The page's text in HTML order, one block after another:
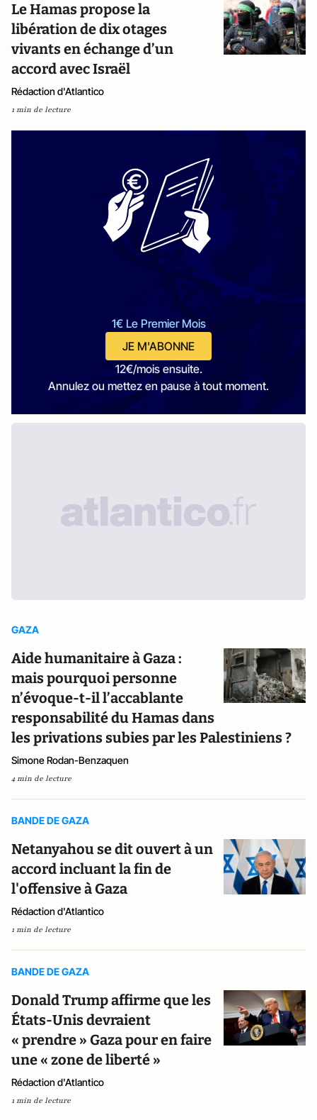
Le Hamas propose la
libération de dix otages
vivants en échange d’un
accord avec Israël
Rédaction d'Atlantico
1 min de lecture
1€ Le Premier Mois
JE M'ABONNE
12€/mois ensuite.
Annulez ou mettez en pause à tout moment.
GAZA
Aide humanitaire à Gaza :
mais pourquoi personne
n’évoque-t-il l’accablante
responsabilité du Hamas dans
les privations subies par les Palestiniens ?
Simone Rodan-Benzaquen
4 min de lecture
BANDE DE GAZA
Netanyahou se dit ouvert à un
accord incluant la fin de
l'offensive à Gaza
Rédaction d'Atlantico
1 min de lecture
BANDE DE GAZA
Donald Trump affirme que les
États-Unis devraient
« prendre » Gaza pour en faire
une « zone de liberté »
Rédaction d'Atlantico
1 min de lecture